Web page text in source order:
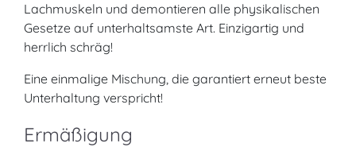
Lachmuskeln und demontieren alle physikalischen
Gesetze auf unterhaltsamste Art. Einzigartig und
herrlich schräg!
Eine einmalige Mischung, die garantiert erneut beste
Unterhaltung verspricht!
Ermäßigung